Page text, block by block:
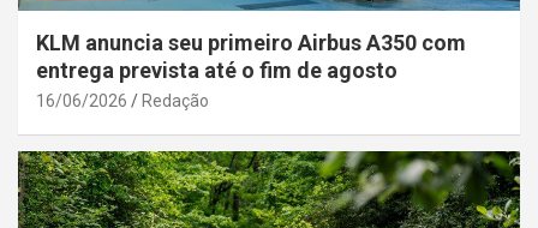
KLM anuncia seu primeiro Airbus A350 com
entrega prevista até o fim de agosto
16/06/2026 Redação